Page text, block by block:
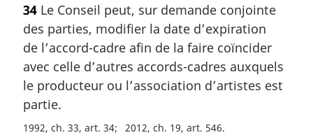
:
t
e
m
a
g
i
n
34 Le Conseil peut, sur demande conjointe
des parties, modifier la date d’expiration
de l’accord-cadre afin de la faire coïncider
avec celle d’autres accords-cadres auxquels
le producteur ou l’association d’artistes est
partie.
1992, ch. 33, art. 34 2012, ch. 19, art. 546